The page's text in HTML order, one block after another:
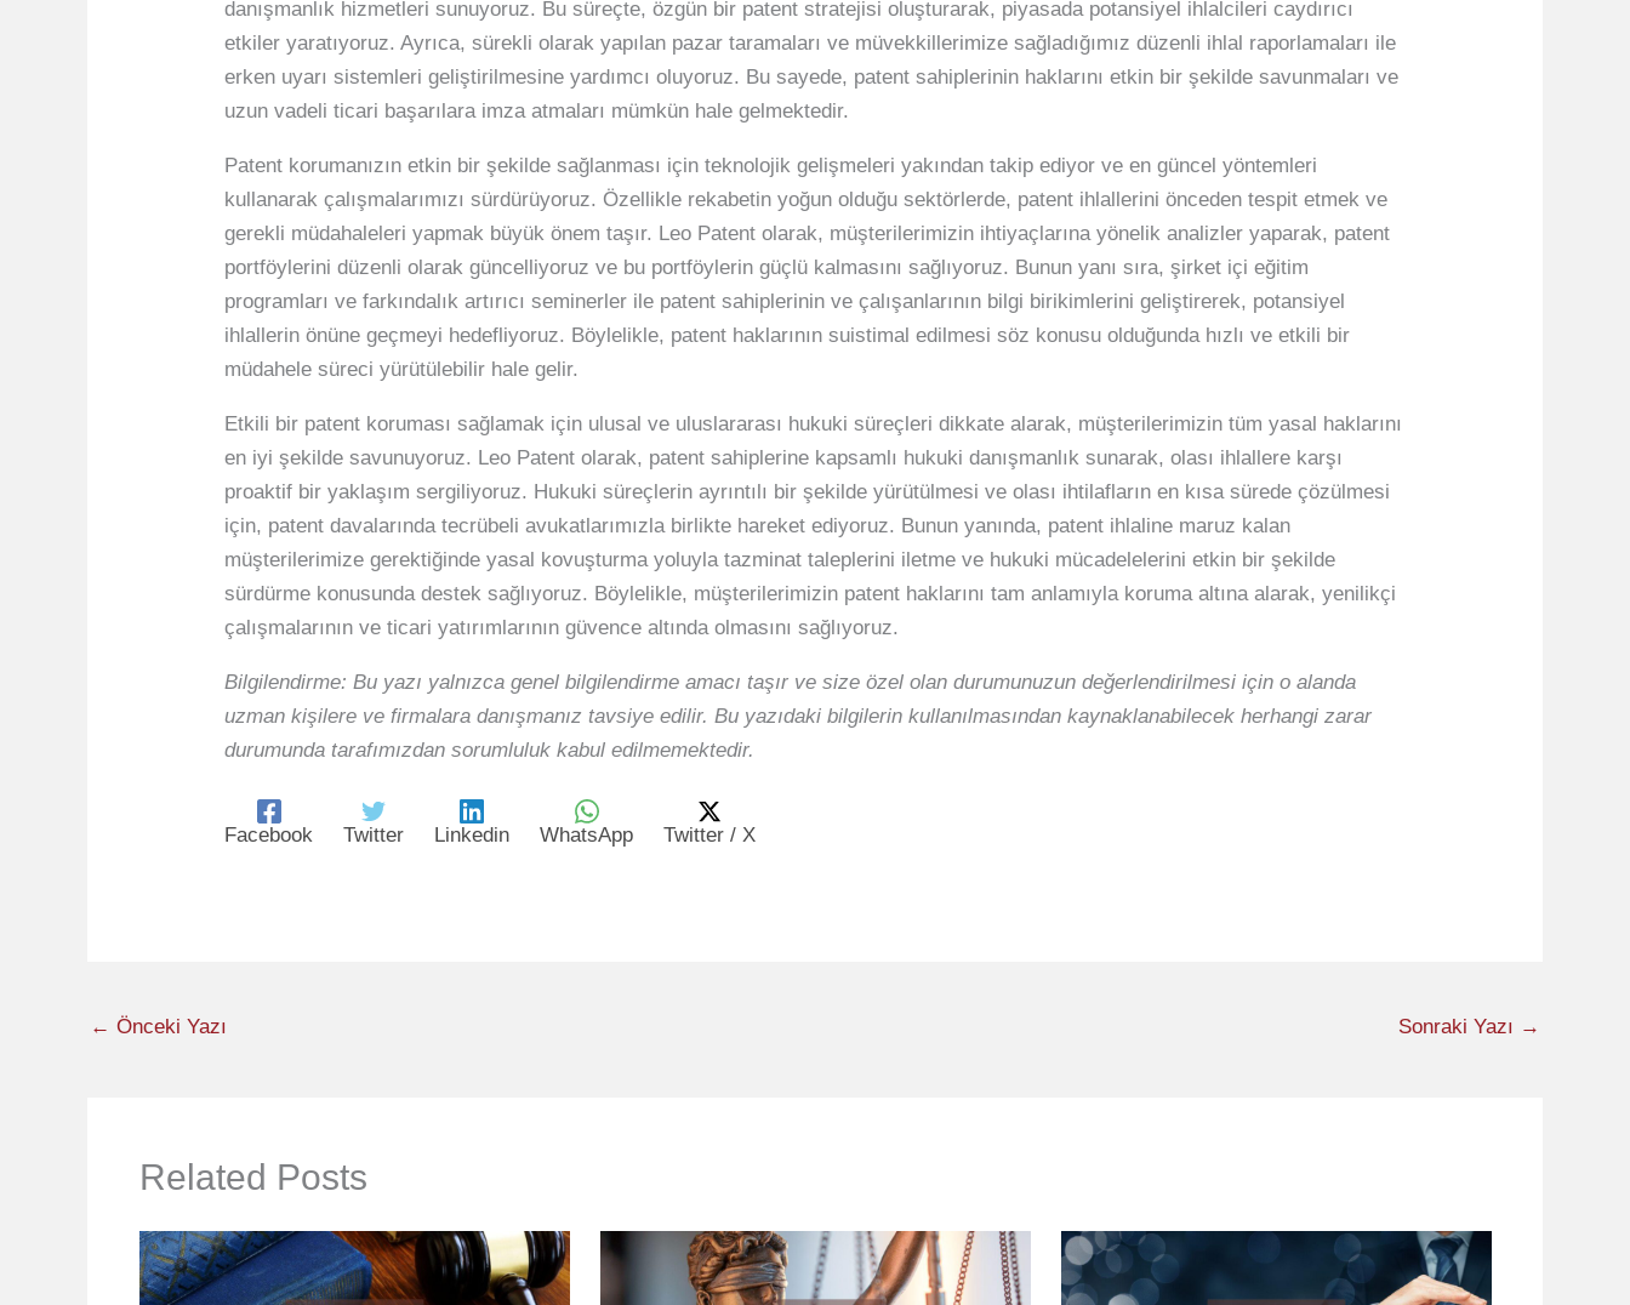
danışmanlık hizmetleri sunuyoruz. Bu süreçte, özgün bir patent stratejisi oluşturarak, piyasada potansiyel ihlalcileri caydırıcı
etkiler yaratıyoruz. Ayrıca, sürekli olarak yapılan pazar taramaları ve müvekkillerimize sağladığımız düzenli ihlal raporlamaları ile
erken uyarı sistemleri geliştirilmesine yardımcı oluyoruz. Bu sayede, patent sahiplerinin haklarını etkin bir şekilde savunmaları ve
uzun vadeli ticari başarılara imza atmaları mümkün hale gelmektedir.
Patent korumanızın etkin bir şekilde sağlanması için teknolojik gelişmeleri yakından takip ediyor ve en güncel yöntemleri
kullanarak çalışmalarımızı sürdürüyoruz. Özellikle rekabetin yoğun olduğu sektörlerde, patent ihlallerini önceden tespit etmek ve
gerekli müdahaleleri yapmak büyük önem taşır. Leo Patent olarak, müşterilerimizin ihtiyaçlarına yönelik analizler yaparak, patent
portföylerini düzenli olarak güncelliyoruz ve bu portföylerin güçlü kalmasını sağlıyoruz. Bunun yanı sıra, şirket içi eğitim
programları ve farkındalık artırıcı seminerler ile patent sahiplerinin ve çalışanlarının bilgi birikimlerini geliştirerek, potansiyel
ihlallerin önüne geçmeyi hedefliyoruz. Böylelikle, patent haklarının suistimal edilmesi söz konusu olduğunda hızlı ve etkili bir
müdahele süreci yürütülebilir hale gelir.
Etkili bir patent koruması sağlamak için ulusal ve uluslararası hukuki süreçleri dikkate alarak, müşterilerimizin tüm yasal haklarını
en iyi şekilde savunuyoruz. Leo Patent olarak, patent sahiplerine kapsamlı hukuki danışmanlık sunarak, olası ihlallere karşı
proaktif bir yaklaşım sergiliyoruz. Hukuki süreçlerin ayrıntılı bir şekilde yürütülmesi ve olası ihtilafların en kısa sürede çözülmesi
için, patent davalarında tecrübeli avukatlarımızla birlikte hareket ediyoruz. Bunun yanında, patent ihlaline maruz kalan
müşterilerimize gerektiğinde yasal kovuşturma yoluyla tazminat taleplerini iletme ve hukuki mücadelelerini etkin bir şekilde
sürdürme konusunda destek sağlıyoruz. Böylelikle, müşterilerimizin patent haklarını tam anlamıyla koruma altına alarak, yenilikçi
çalışmalarının ve ticari yatırımlarının güvence altında olmasını sağlıyoruz.
Bilgilendirme: Bu yazı yalnızca genel bilgilendirme amacı taşır ve size özel olan durumunuzun değerlendirilmesi için o alanda
uzman kişilere ve firmalara danışmanız tavsiye edilir. Bu yazıdaki bilgilerin kullanılmasından kaynaklanabilecek herhangi zarar
durumunda tarafımızdan sorumluluk kabul edilmemektedir.
Facebook Twitter Linkedin WhatsApp Twitter / X
← Önceki Yazı Sonraki Yazı →
Related Posts